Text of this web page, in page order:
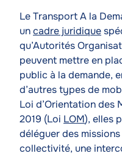
Texte
Le Transport A la
uncadre juridique
qu’Autorités
peuvent mettre en
public à la demande,
d’autres types de
Loi d’Orientation des
2019 (Loi LOM), elles
déléguer des
collectivité, une